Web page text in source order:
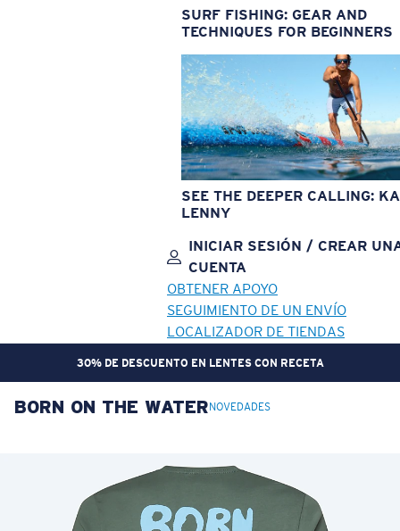
SURF FISHING: GEAR AND
TECHNIQUES FOR BEGINNERS
SEE THE DEEPER CALLING:
LENNY
INICIAR SESIÓN / CREAR
CUENTA
OBTENER APOYO
SEGUIMIENTO DE UN ENVÍO
LOCALIZADOR DE TIENDAS
30% DE DESCUENTO EN LENTES CON RECETA
OBJETIVO ACTUALIZADO¡AGREGADO AL CARRITO!
Precio:
Cantidad:
BORN ON THE WATER NOVEDADES